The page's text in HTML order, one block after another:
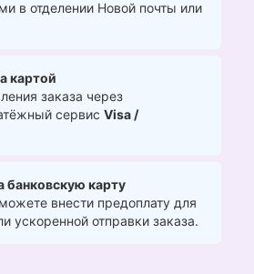
в отделении Новой почты или
картой
заказа через
сервис Visa /
банковскую карту
внести предоплату для
ускоренной отправки заказа.